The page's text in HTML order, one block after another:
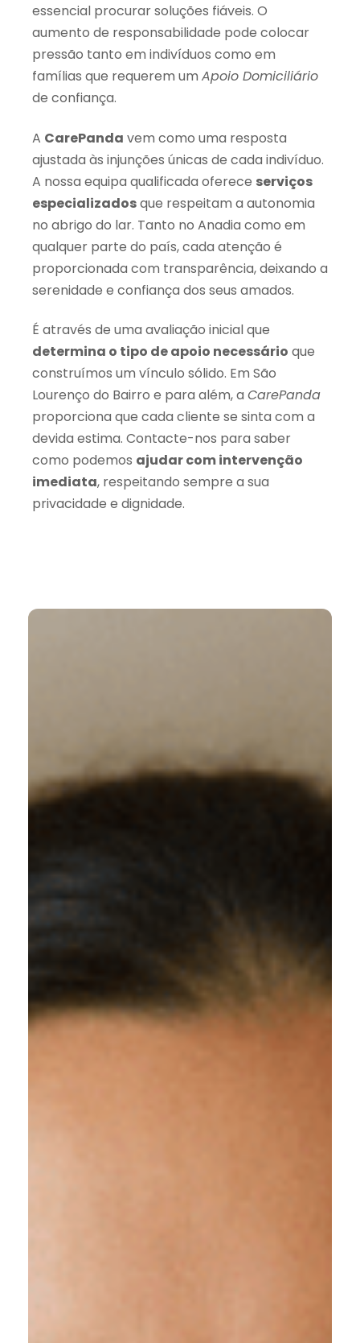
essencial procurar soluções fiáveis. O
aumento de responsabilidade pode colocar
pressão tanto em indivíduos como em
famílias que requerem um Apoio Domiciliário
de confiança.
A CarePanda vem como uma resposta
ajustada às injunções únicas de cada indivíduo.
A nossa equipa qualificada oferece serviços
especializadosque respeitam a autonomia
no abrigo do lar. Tanto no Anadia como em
qualquer parte do país, cada atenção é
proporcionada com transparência, deixando a
serenidade e confiança dos seus amados.
É através de uma avaliação inicial que
determina o tipo de apoio necessário que
construímos um vínculo sólido. Em São
Lourenço do Bairro e para além, a CarePanda
proporciona que cada cliente se sinta com a
devida estima. Contacte-nos para saber
como podemos ajudar com intervenção
imediata, respeitando sempre a sua
privacidade e dignidade.